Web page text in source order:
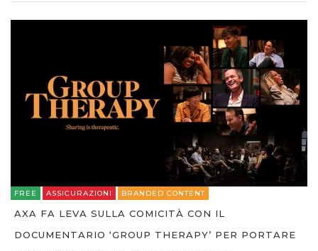
FREE ASSICURAZIONI BRANDED CONTENT
AXA FA LEVA SULLA COMICITÀ CON IL
DOCUMENTARIO ‘GROUP THERAPY’ PER PORTARE